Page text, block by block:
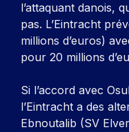
l’attaquant danois,
pas. L’Eintracht
millions d’euros)
pour 20 millions
Si l’accord avec
l’Eintracht a des
Ebnoutalib (SV